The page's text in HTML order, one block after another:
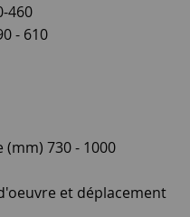
460
- 610
730 - 1000
et déplacement